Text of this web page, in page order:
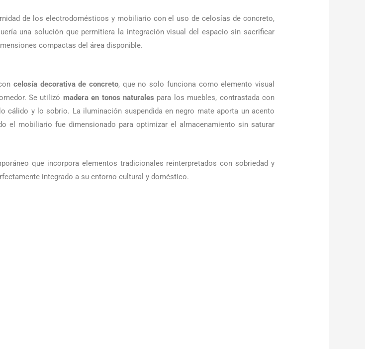
de los electrodomésticos y mobiliario con el uso de celosías de concreto,
una solución que permitiera la integración visual del espacio sin sacrificar
compactas del área disponible.
celosía decorativa de concreto, que no solo funciona como elemento visual
Se utilizó madera en tonos naturales para los muebles, contrastada con
cálido y lo sobrio. La iluminación suspendida en negro mate aporta un acento
el mobiliario fue dimensionado para optimizar el almacenamiento sin saturar
que incorpora elementos tradicionales reinterpretados con sobriedad y
integrado a su entorno cultural y doméstico.